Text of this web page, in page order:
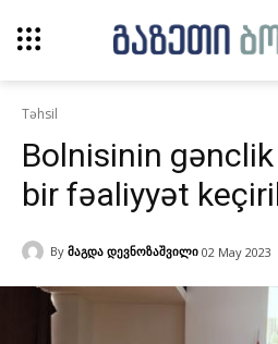
Təhsil
Bolnisinin gənclik
bir fəaliyyət
By მაგდა დევნოზაშვილი 02 May 2023